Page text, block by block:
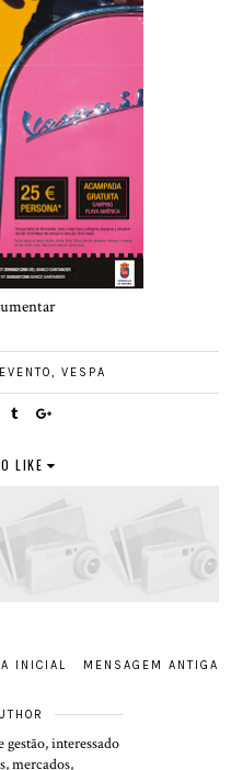
EVENTO VESPA
LIKE
MENSAGEM ANTIGA
INICIAL
gestão, interessado
mercados,